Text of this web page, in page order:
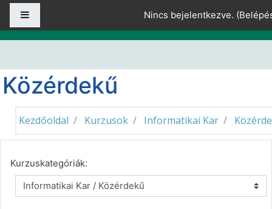
Tovább a fő tartalomhoz
Nincs bejelentkezve. (
Közérdekű
Kezdőoldal Kurzusok Informatikai Kar
Kurzuskategóriák: